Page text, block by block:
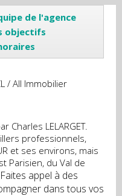
de l'agence
objectifs
/ All Immobilier
Charles LELARGET.
professionnels,
et ses environs, mais
Parisien, du Val de
Faites appel à des
dans tous vos